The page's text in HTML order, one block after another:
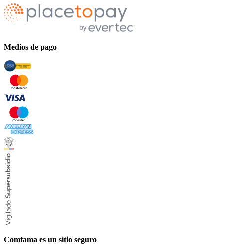
Medios de pago
Comfama es un sitio seguro